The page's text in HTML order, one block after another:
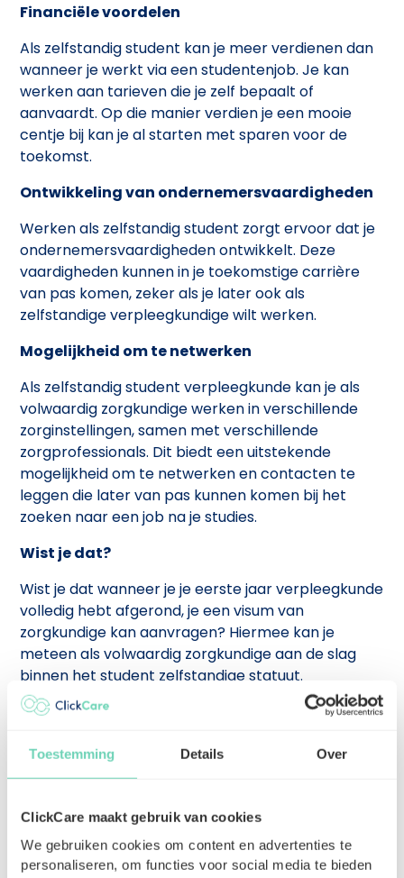
Toestemming Details Over
ClickCare maakt gebruik van cookies
We gebruiken cookies om content en advertenties te
personaliseren, om functies voor social media te bieden
Financiële voordelen
Als zelfstandig student kan je meer verdienen dan
wanneer je werkt via een studentenjob. Je kan
werken aan tarieven die je zelf bepaalt of
aanvaardt. Op die manier verdien je een mooie
centje bij kan je al starten met sparen voor de
toekomst.
Ontwikkeling van ondernemersvaardigheden
Werken als zelfstandig student zorgt ervoor dat je
ondernemersvaardigheden ontwikkelt. Deze
vaardigheden kunnen in je toekomstige carrière
van pas komen, zeker als je later ook als
zelfstandige verpleegkundige wilt werken.
Mogelijkheid om te netwerken
Als zelfstandig student verpleegkunde kan je als
volwaardig zorgkundige werken in verschillende
zorginstellingen, samen met verschillende
zorgprofessionals. Dit biedt een uitstekende
mogelijkheid om te netwerken en contacten te
leggen die later van pas kunnen komen bij het
zoeken naar een job na je studies.
Wist je dat?
Wist je dat wanneer je je eerste jaar verpleegkunde
volledig hebt afgerond, je een visum van
zorgkundige kan aanvragen? Hiermee kan je
meteen als volwaardig zorgkundige aan de slag
binnen het student zelfstandige statuut.
Kortom, werken als zelfstandig student biedt tal
je je inkomsten verhogen, ervaring opdoen en je
voorbereiden op je toekomstige carrière als
werken als zelfstandig student in de zorg.
Via het platform ClickCare kan je je als zelfstandig